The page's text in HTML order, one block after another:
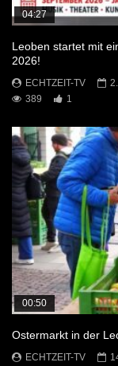
04:27
Leoben startet mit
2026!
ECHTZEIT-TV
389
1
00:50
Ostermarkt in der
ECHTZEIT-TV